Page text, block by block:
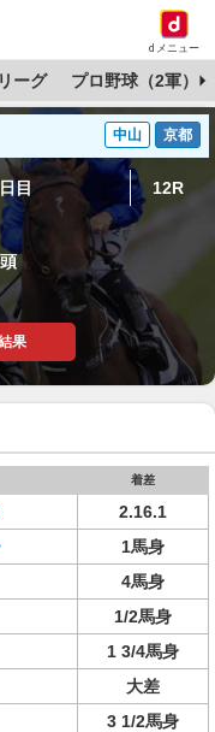
dメニュー
ーグ プロ野球（2軍）
中山 京都
目 12R
果
着差
2.16.1
1馬身
4馬身
1/2馬身
1 3/4馬身
大差
3 1/2馬身